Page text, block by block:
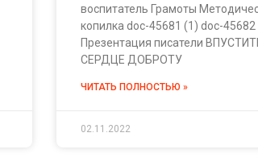
воспитатель Грамоты
копилка doc-45681 (1) doc-45682
Презентация писатели
СЕРДЦЕ ДОБРОТУ
ЧИТАТЬ ПОЛНОСТЬЮ »
02.11.2022